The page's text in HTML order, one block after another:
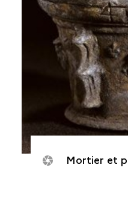
Mortier et